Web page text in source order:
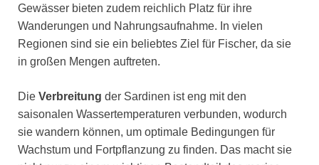
Gewässer bieten zudem reichlich Platz für ihre
Wanderungen und Nahrungsaufnahme. In vielen
Regionen sind sie ein beliebtes Ziel für Fischer, da sie
in großen Mengen auftreten.
Die Verbreitung der Sardinen ist eng mit den
saisonalen Wassertemperaturen verbunden, wodurch
sie wandern können, um optimale Bedingungen für
Wachstum und Fortpflanzung zu finden. Das macht sie